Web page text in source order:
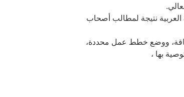
العربية نتيجة لمطالب أصحاب
ووضع خطط عمل محددة،
بها ،